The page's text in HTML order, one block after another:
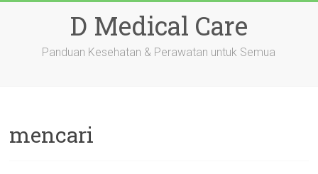
D Medical Care
Panduan Kesehatan & Perawatan untuk Semua
mencari